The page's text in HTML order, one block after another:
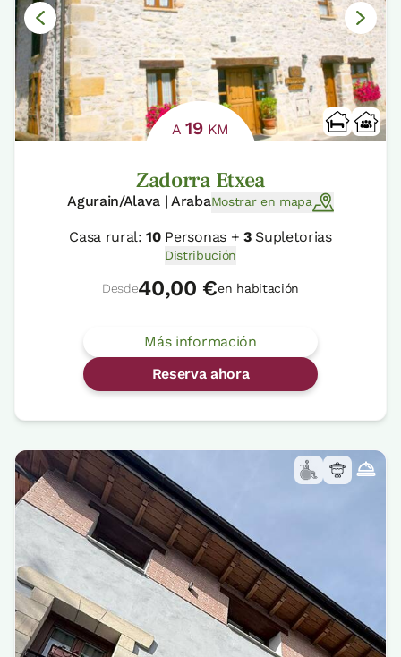
A19KM
Zadorra Etxea
Agurain/Alava | ArabaMostrar en mapa
Casa rural:10Personas + 3Supletorias
Distribución
Desde40,00 €en habitación
Más información
Reserva ahora